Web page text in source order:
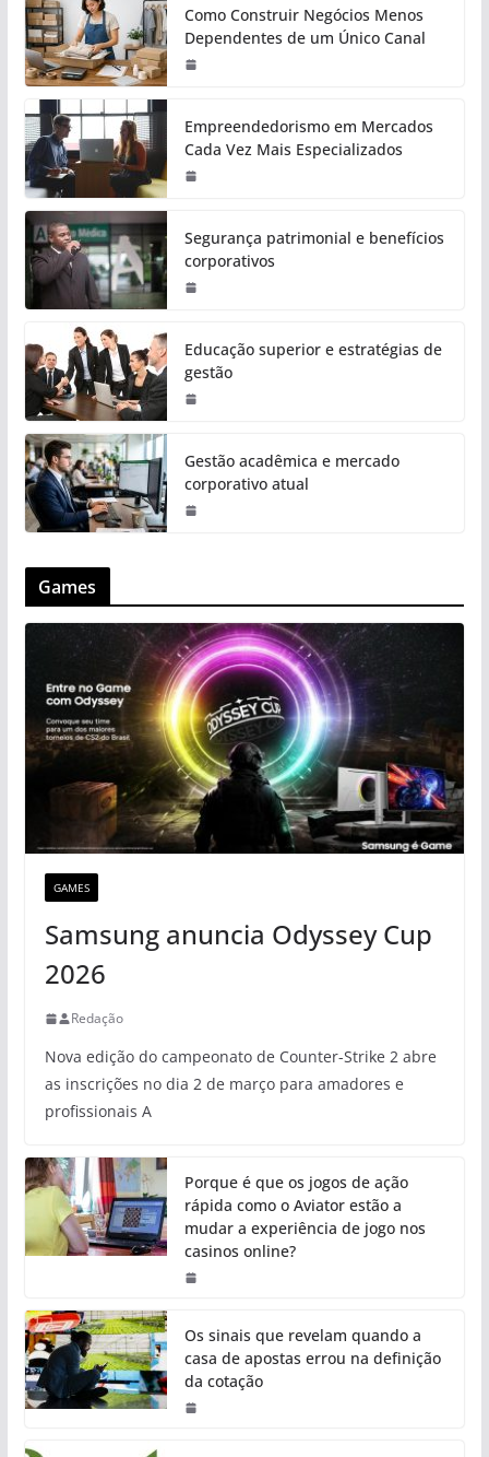
Como Construir Negócios Menos
Dependentes de um Único Canal
Empreendedorismo em Mercados
Cada Vez Mais Especializados
Segurança patrimonial e benefícios
corporativos
Educação superior e estratégias de
gestão
Gestão acadêmica e mercado
corporativo atual
Games
GAMES
Samsung anuncia Odyssey Cup
2026
Redação
Nova edição do campeonato de Counter-Strike 2 abre
as inscrições no dia 2 de março para amadores e
profissionais A
Porque é que os jogos de ação
rápida como o Aviator estão a
mudar a experiência de jogo nos
casinos online?
Os sinais que revelam quando a
casa de apostas errou na definição
da cotação